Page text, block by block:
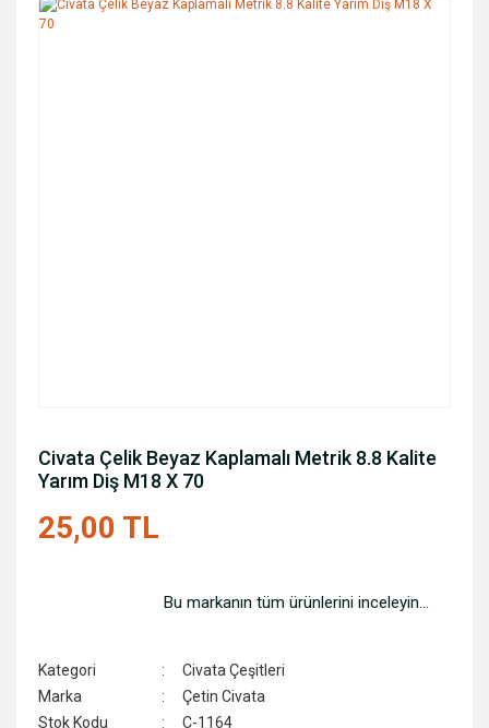
Civata Çelik Beyaz Kaplamalı Metrik 8.8 Kalite
Yarım Diş M18 X 70
25,00 TL
Bu markanın tüm ürünlerini inceleyin...
Kategori
Civata Çeşitleri
Marka
Çetin Civata
Stok Kodu
C-1164